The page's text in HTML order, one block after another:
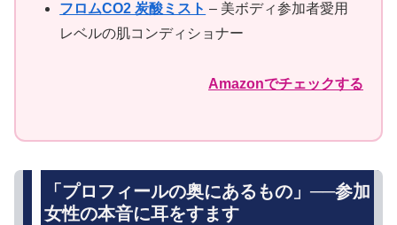
フロムCO2 炭酸ミスト – 美ボディ参加者愛用
レベルの肌コンディショナー
Amazonでチェックする
「プロフィールの奥にあるもの」──参加
女性の本音に耳をすます